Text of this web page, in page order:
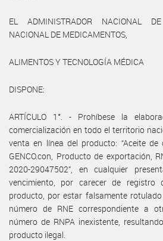
EL ADMINISTRADOR NACIONAL
NACIONAL DE MEDICAMENTOS,
ALIMENTOS Y TECNOLOGÍA MÉDICA
DISPONE:
ARTÍCULO 1°. - Prohíbese la
comercialización en todo el territorio
venta en línea del producto: “Aceite
GENCO.con, Producto de exportación,
2020-29047502”, en cualquier
vencimiento, por carecer de registro
producto, por estar falsamente
número de RNE correspondiente a
número de RNPA inexistente,
producto ilegal.